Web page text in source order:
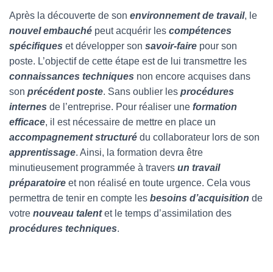
Après la découverte de son environnement de travail, le
nouvel embauché peut acquérir les compétences
spécifiques et développer son savoir-faire pour son
poste. L’objectif de cette étape est de lui transmettre les
connaissances techniques non encore acquises dans
son précédent poste. Sans oublier les procédures
internes de l’entreprise. Pour réaliser une formation
efficace, il est nécessaire de mettre en place un
accompagnement structuré du collaborateur lors de son
apprentissage. Ainsi, la formation devra être
minutieusement programmée à travers un travail
préparatoire et non réalisé en toute urgence. Cela vous
permettra de tenir en compte les besoins d’acquisition de
votre nouveau talentet le temps d’assimilation des
procédures techniques.